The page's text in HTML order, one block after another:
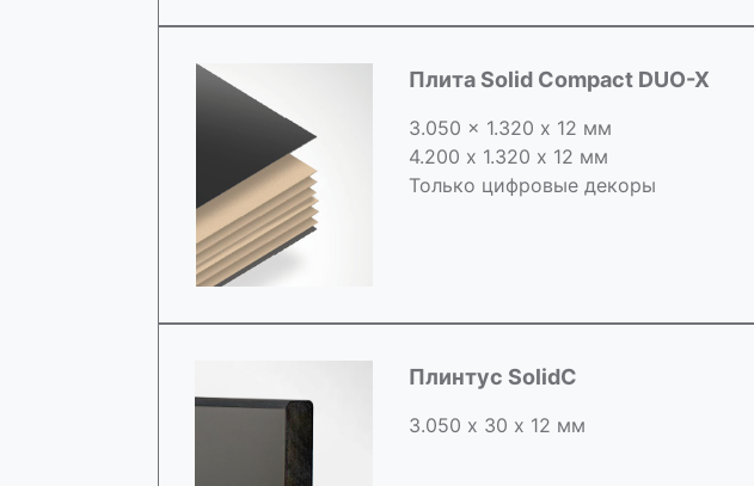
Плита Solid Compact DUO-X
3.050 x 1.320 х 12 мм
4.200 x 1.320 х 12 мм
Только цифровые декоры
Плинтус SolidC
3.050 х 30 х 12 мм